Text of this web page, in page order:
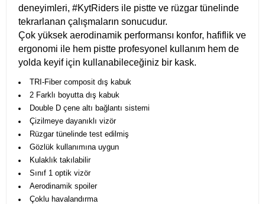
deneyimleri, #KytRiders ile pistte ve rüzgar tünelinde
tekrarlanan çalışmaların sonucudur.
Çok yüksek aerodinamik performansı konfor, hafiflik ve
ergonomi ile hem pistte profesyonel kullanım hem de
yolda keyif için kullanabileceğiniz bir kask.
TRI-Fiber composit dış kabuk
2 Farklı boyutta dış kabuk
Double D çene altı bağlantı sistemi
Çizilmeye dayanıklı vizör
Rüzgar tünelinde test edilmiş
Gözlük kullanımına uygun
Kulaklık takılabilir
Sınıf 1 optik vizör
Aerodinamik spoiler
Çoklu havalandırma